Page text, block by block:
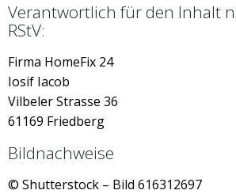
Verantwortlich für den Inhalt
RStV:
Firma HomeFix 24
Iosif Iacob
Vilbeler Strasse 36
61169 Friedberg
Bildnachweise
© Shutterstock – Bild 616312697